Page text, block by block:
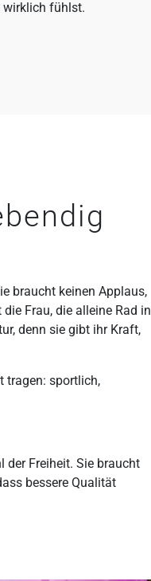
wirklich fühlst.
braucht keinen Applaus,
Frau, die alleine Rad in
denn sie gibt ihr Kraft,
tragen: sportlich,
der Freiheit. Sie braucht
bessere Qualität